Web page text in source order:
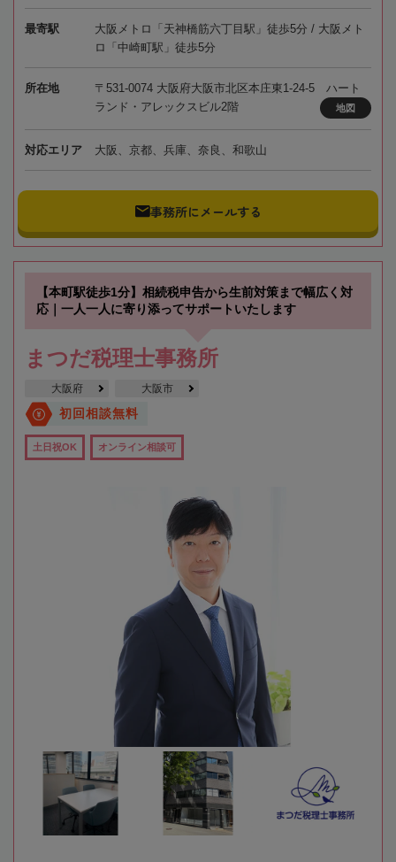
最寄駅
大阪メトロ「天神橋筋六丁目駅」徒歩5分 / 大阪メト
ロ「中崎町駅」徒歩5分
所在地
〒531-0074 大阪府大阪市北区本庄東1-24-5 ハート
ランド・アレックスビル2階
地図
対応エリア 大阪、京都、兵庫、奈良、和歌山
事務所にメールする
【本町駅徒歩1分】相続税申告から生前対策まで幅広く対
応｜一人一人に寄り添ってサポートいたします
まつだ税理士事務所
大阪府 大阪市
初回相談無料
土日祝OK オンライン相談可